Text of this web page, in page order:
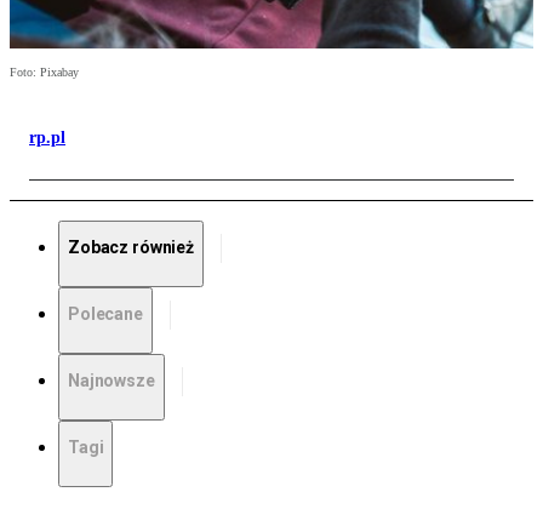
Foto: Pixabay
rp.pl
Zobacz również
Polecane
Najnowsze
Tagi